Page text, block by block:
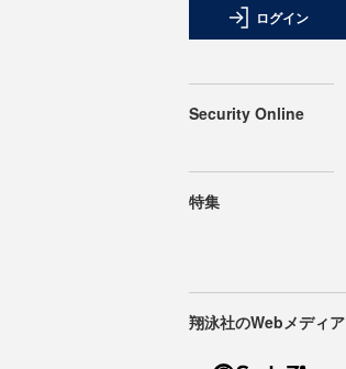
ログイン
Security Online
特集
翔泳社のWebメディア